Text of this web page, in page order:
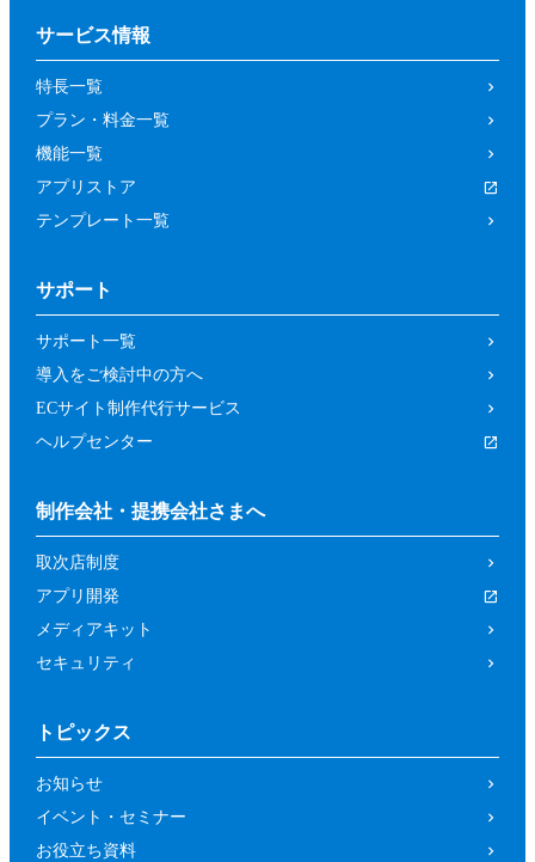
第２項に基づく、参加申込みの拒否、参加
の取り消しによって、参加者又は第三者が
被った損害等について、当社は一切の責任
を負わないものとします。
第４条（参加資格）
参加者は、当社所定の方法により申し込み
を行った方であって、本イベントの開催趣
方（法人、個人を問いません。）としま
す。
前項にもかかわらず、以下の各号に該当す
るおそれがあると当社が判断した場合は、
当社は承諾を取り消すことができるものと
暴力団、反政府組織その他の反社会的組
織であるか、若しくはそれらの構成員又
未成年者、成年被後見人、被保佐人又は
被補助人のいずれかであって、本規約に
て、法定代理人、後見人､保佐人又は補
カラーミーショップ利用規約、又は当社
の運営するサービスの利用規約に違反し
サービス情報
特長一覧
プラン・料金一覧
機能一覧
アプリストア
テンプレート一覧
サポート
サポート一覧
導入をご検討中の方へ
ECサイト制作代行サービス
ヘルプセンター
制作会社・提携会社さまへ
取次店制度
アプリ開発
メディアキット
セキュリティ
トピックス
お知らせ
イベント・セミナー
お役立ち資料